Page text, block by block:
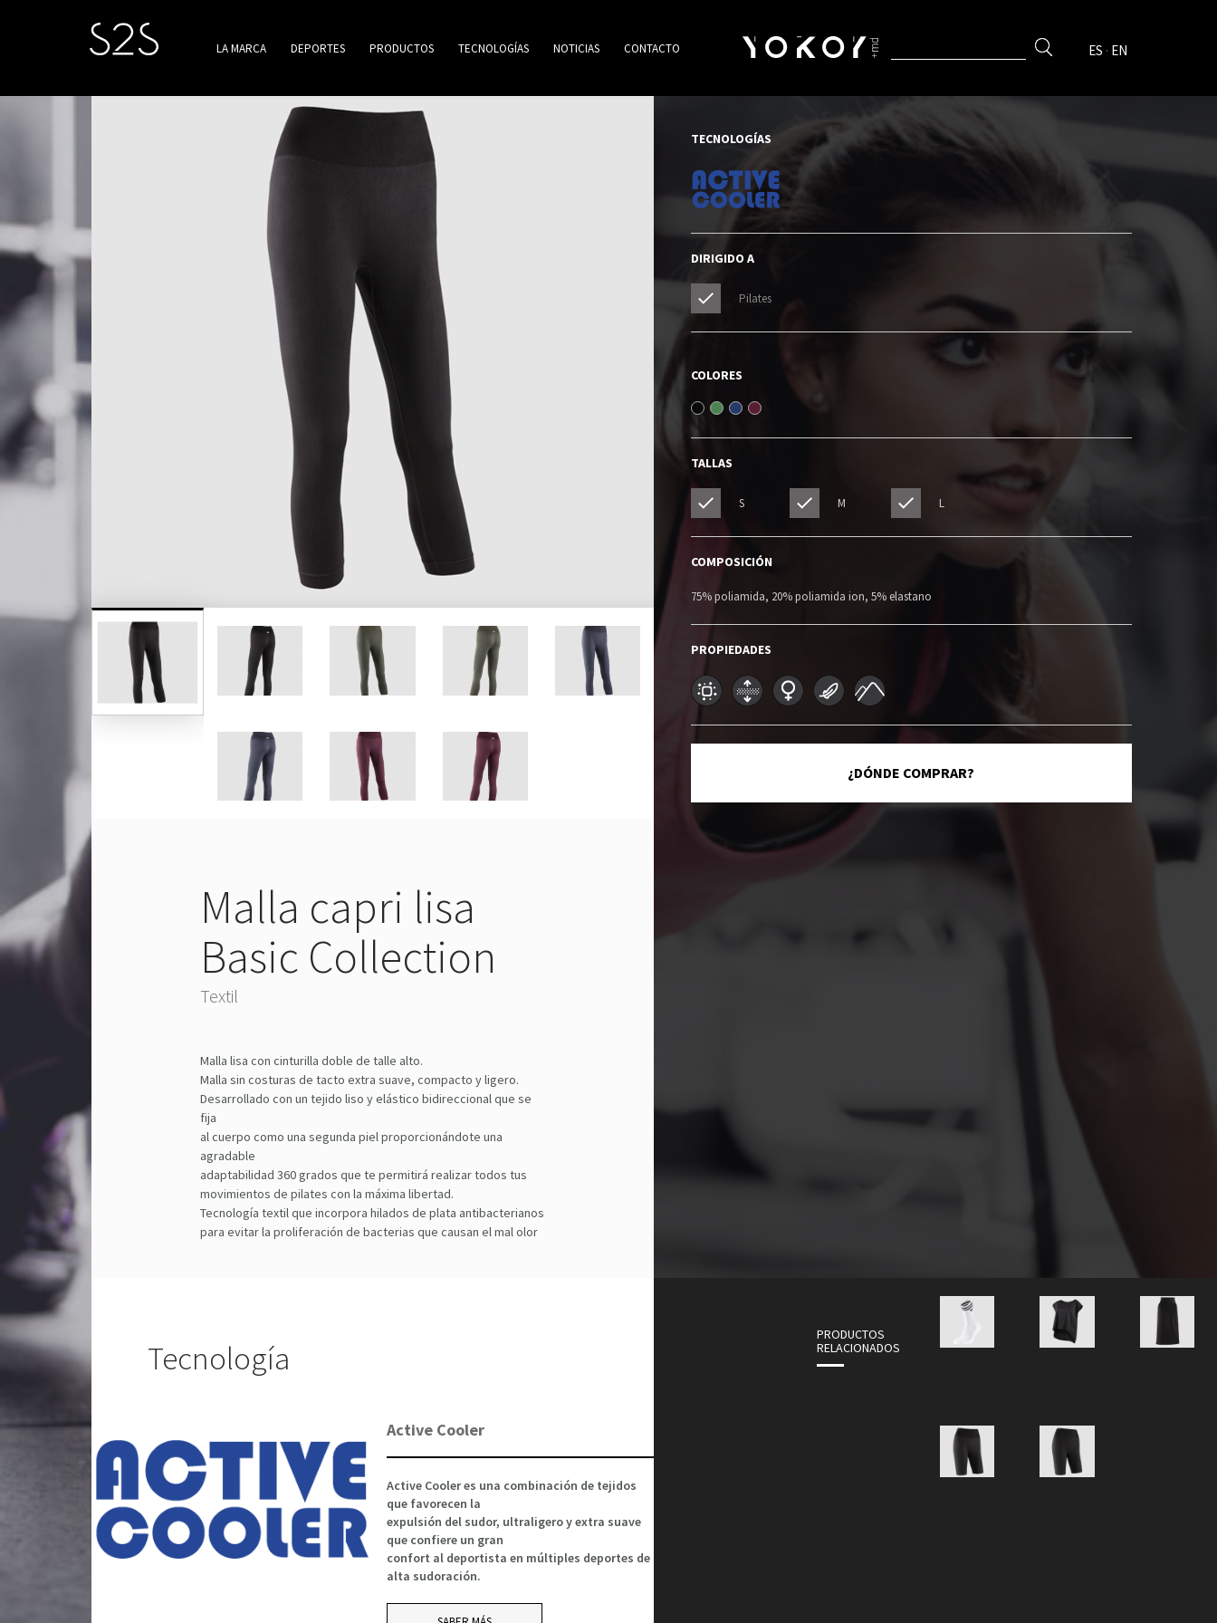
LA MARCA DEPORTES PRODUCTOS TECNOLOGÍAS NOTICIAS CONTACTO ES · EN
Malla capri lisa
Basic Collection
Textil
Malla lisa con cinturilla doble de talle alto.
Malla sin costuras de tacto extra suave, compacto y ligero.
Desarrollado con un tejido liso y elástico bidireccional que se
fija
al cuerpo como una segunda piel proporcionándote una
agradable
adaptabilidad 360 grados que te permitirá realizar todos tus
movimientos de pilates con la máxima libertad.
Tecnología textil que incorpora hilados de plata antibacterianos
para evitar la proliferación de bacterias que causan el mal olor
TECNOLOGÍAS
DIRIGIDO A
Pilates
COLORES
TALLAS
S M L
COMPOSICIÓN
75% poliamida, 20% poliamida ion, 5% elastano
PROPIEDADES
¿DÓNDE COMPRAR?
Tecnología
Active Cooler
Active Cooler es una combinación de tejidos
que favorecen la
expulsión del sudor, ultraligero y extra suave
que confiere un gran
confort al deportista en múltiples deportes de
alta sudoración.
PRODUCTOS
RELACIONADOS